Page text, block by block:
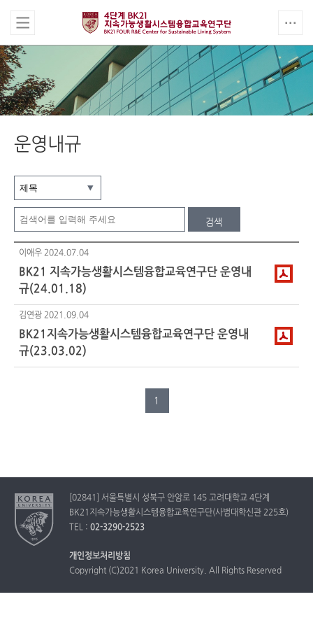
운영내규
검색
이애우 2024.07.04
BK21 지속가능생활시스템융합교육연구단 운영내
규(24.01.18)
김연광 2021.09.04
BK21지속가능생활시스템융합교육연구단 운영내
규(23.03.02)
1
[02841] 서울특별시 성북구 안암로 145 고려대학교 4단계
BK21지속가능생활시스템융합교육연구단(사범대학신관 225호)
TEL : 02-3290-2523
개인정보처리방침
Copyright (C)2021 Korea University. All Rights Reserved